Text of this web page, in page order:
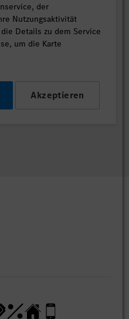
der
Nutzungsaktivität
Details zu dem Service
um die Karte
Akzeptieren